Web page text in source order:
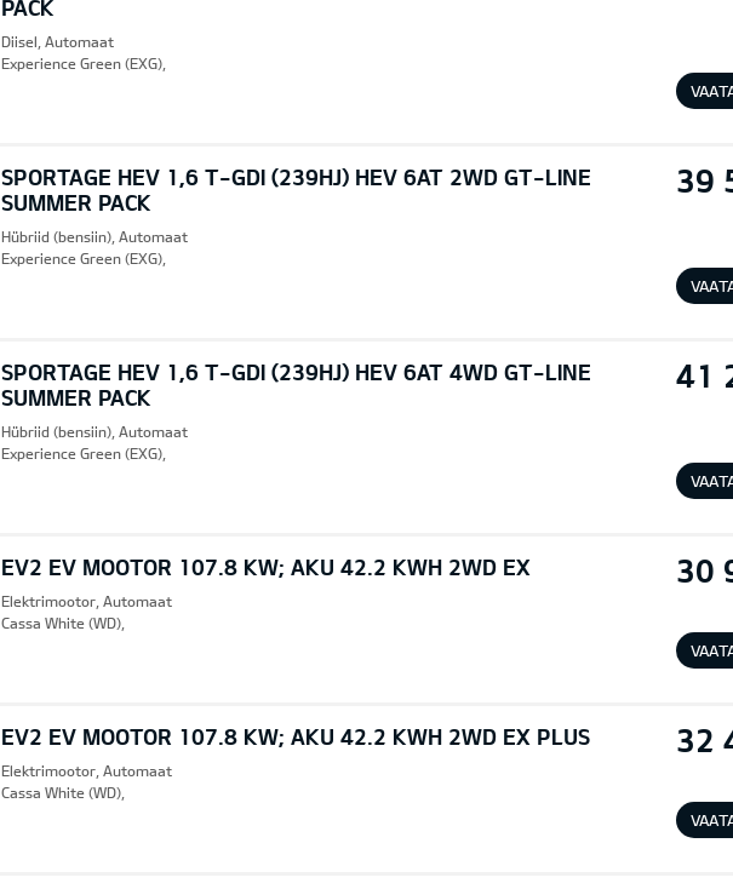
PACK
Diisel, Automaat
Experience Green (EXG),
SPORTAGE HEV 1,6 T-GDI (239HJ) HEV 6AT 2WD GT-LINE
SUMMER PACK
39
Hübriid (bensiin), Automaat
Experience Green (EXG),
SPORTAGE HEV 1,6 T-GDI (239HJ) HEV 6AT 4WD GT-LINE
SUMMER PACK
41
Hübriid (bensiin), Automaat
Experience Green (EXG),
EV2 EV MOOTOR 107.8 KW; AKU 42.2 KWH 2WD EX 30
Elektrimootor, Automaat
Cassa White (WD),
EV2 EV MOOTOR 107.8 KW; AKU 42.2 KWH 2WD EX PLUS 32
Elektrimootor, Automaat
Cassa White (WD),